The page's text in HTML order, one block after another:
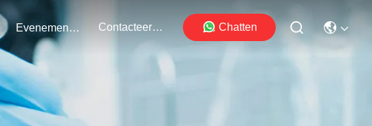
Evenementen Contacteer Ons Chatten